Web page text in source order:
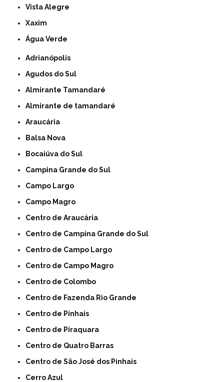
Vista Alegre
Xaxim
Água Verde
Adrianópolis
Agudos do Sul
Almirante Tamandaré
Almirante de tamandaré
Araucária
Balsa Nova
Bocaiúva do Sul
Campina Grande do Sul
Campo Largo
Campo Magro
Centro de Araucária
Centro de Campina Grande do Sul
Centro de Campo Largo
Centro de Campo Magro
Centro de Colombo
Centro de Fazenda Rio Grande
Centro de Pinhais
Centro de Piraquara
Centro de Quatro Barras
Centro de São José dos Pinhais
Cerro Azul